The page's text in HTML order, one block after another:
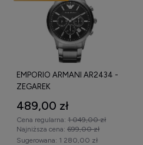
EMPORIO ARMANI AR2434 -
ZEGAREK
489,00 zł
Cena regularna: 1 049,00 zł
Najniższa cena: 699,00 zł
Sugerowana: 1 280,00 zł